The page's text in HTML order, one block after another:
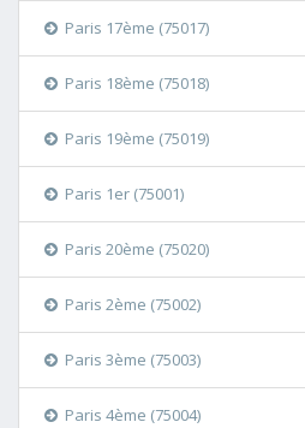
Paris 17ème (75017)
Paris 18ème (75018)
Paris 19ème (75019)
Paris 1er (75001)
Paris 20ème (75020)
Paris 2ème (75002)
Paris 3ème (75003)
Paris 4ème (75004)